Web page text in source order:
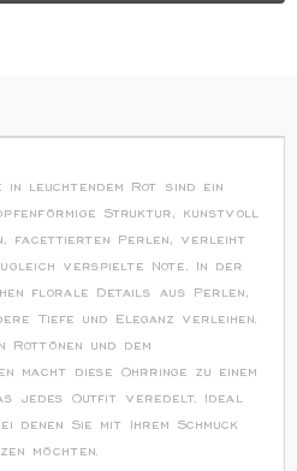
leuchtendem Rot sind ein
Struktur, kunstvoll
facettierten Perlen, verleiht
verspielte Note. In der
florale Details aus Perlen,
Tiefe und Eleganz verleihen.
Rottönen und dem
macht diese Ohrringe zu einem
jedes Outfit veredelt. Ideal
Sie mit Ihrem Schmuck
möchten.